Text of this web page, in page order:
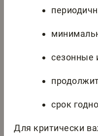
сезонные
срок
Для критически